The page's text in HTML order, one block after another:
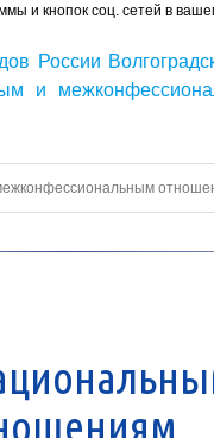
и кнопок соц. сетей в
России
и